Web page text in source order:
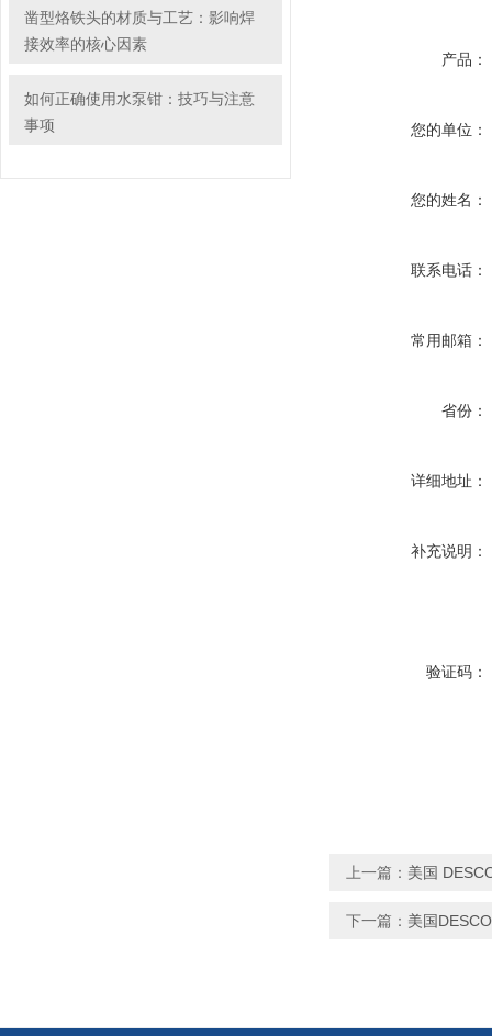
凿型烙铁头的材质与工艺：影响焊
接效率的核心因素
如何正确使用水泵钳：技巧与注意
事项
产品：
您的单位：
您的姓名：
联系电话：
常用邮箱：
省份：
详细地址：
补充说明：
验证码：
上一篇： 美国
下一篇： 美国